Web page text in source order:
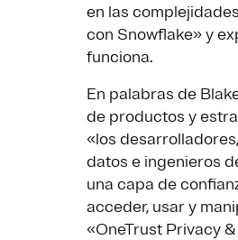
en las
con Snowflake» y
funciona.
En palabras de
de productos y
«los
datos e ingenieros
una capa de
acceder, usar y
«OneTrust Privacy